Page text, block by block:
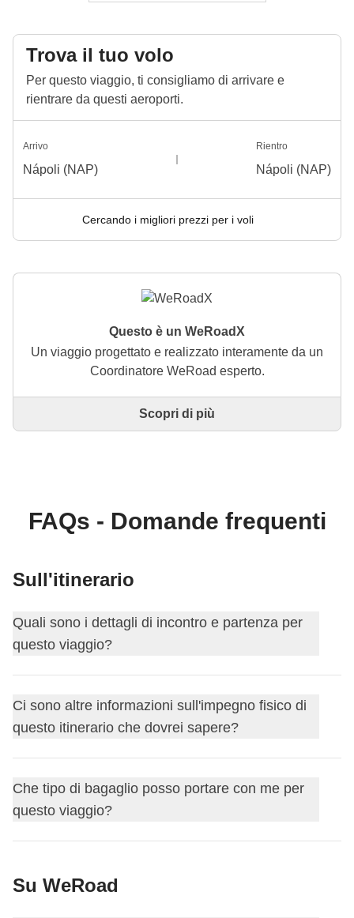
Trova il tuo volo
Per questo viaggio, ti consigliamo di arrivare e
rientrare da questi aeroporti.
Arrivo
Nápoli (NAP)
Rientro
Nápoli (NAP)
Cercando i migliori prezzi per i voli
Questo è un WeRoadX
Un viaggio progettato e realizzato interamente da un
Coordinatore WeRoad esperto.
Questo è un viaggio progettato e realizzato
WeRoad potrai prenotare il viaggio e gestirlo nella
tua area personale, come qualsiasi altro WeRoad.
Scopri di più
FAQs - Domande frequenti
Sull'itinerario
Quali sono i dettagli di incontro e partenza per
questo viaggio?
Questo viaggio inizia a Salerno
. Il primo giorno ci
incontriamo alle 17:00
Per l'ultimo giorno, ti consigliamo di prenotare il volo di
Ci sono altre informazioni sull'impegno fisico di
questo itinerario che dovrei sapere?
Non sai guidare un motorino? Nessun problema! Potrai
viaggiare come passeggero, godendoti i panorami e
Che tipo di bagaglio posso portare con me per
questo viaggio?
preferisci – noi consigliamo sempre lo zaino, ma puoi
Su WeRoad